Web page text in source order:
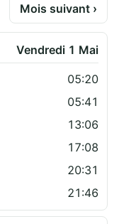
Mois suivant ›
Vendredi 1 Mai
05:20
05:41
13:06
17:08
20:31
21:46